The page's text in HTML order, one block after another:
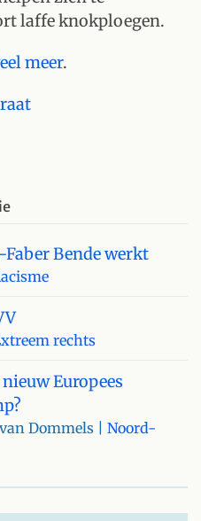
laffe knokploegen.
meer.
Bende werkt
rechts
Europees
Dommels | Noord-